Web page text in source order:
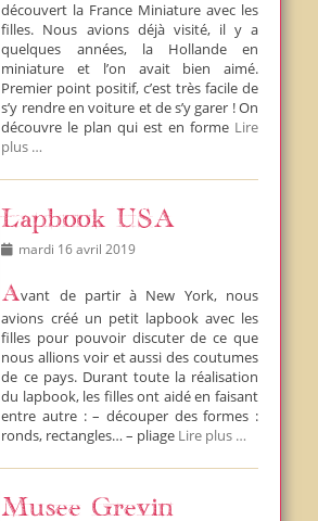
découvert la France Miniature avec les
filles. Nous avions déjà visité, il y a
quelques années, la Hollande en
miniature et l’on avait bien aimé.
Premier point positif, c’est très facile de
s’y rendre en voiture et de s’y garer ! On
découvre le plan qui est en forme Lire
plus …
Lapbook USA
Postedmardi 16 avril 2019
Avant de partir à New York, nous
avions créé un petit lapbook avec les
filles pour pouvoir discuter de ce que
nous allions voir et aussi des coutumes
de ce pays. Durant toute la réalisation
du lapbook, les filles ont aidé en faisant
entre autre : – découper des formes :
ronds, rectangles… – pliage Lire plus …
Musee Grevin